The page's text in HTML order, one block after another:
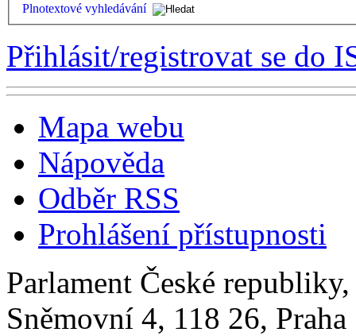
Plnotextové vyhledávání
Přihlásit/registrovat se do
Mapa webu
Nápověda
Odběr RSS
Prohlášení přístupnosti
Parlament České
Sněmovní 4, 118 26,